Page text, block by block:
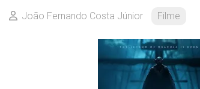
João Fernando Costa Júnior Filme